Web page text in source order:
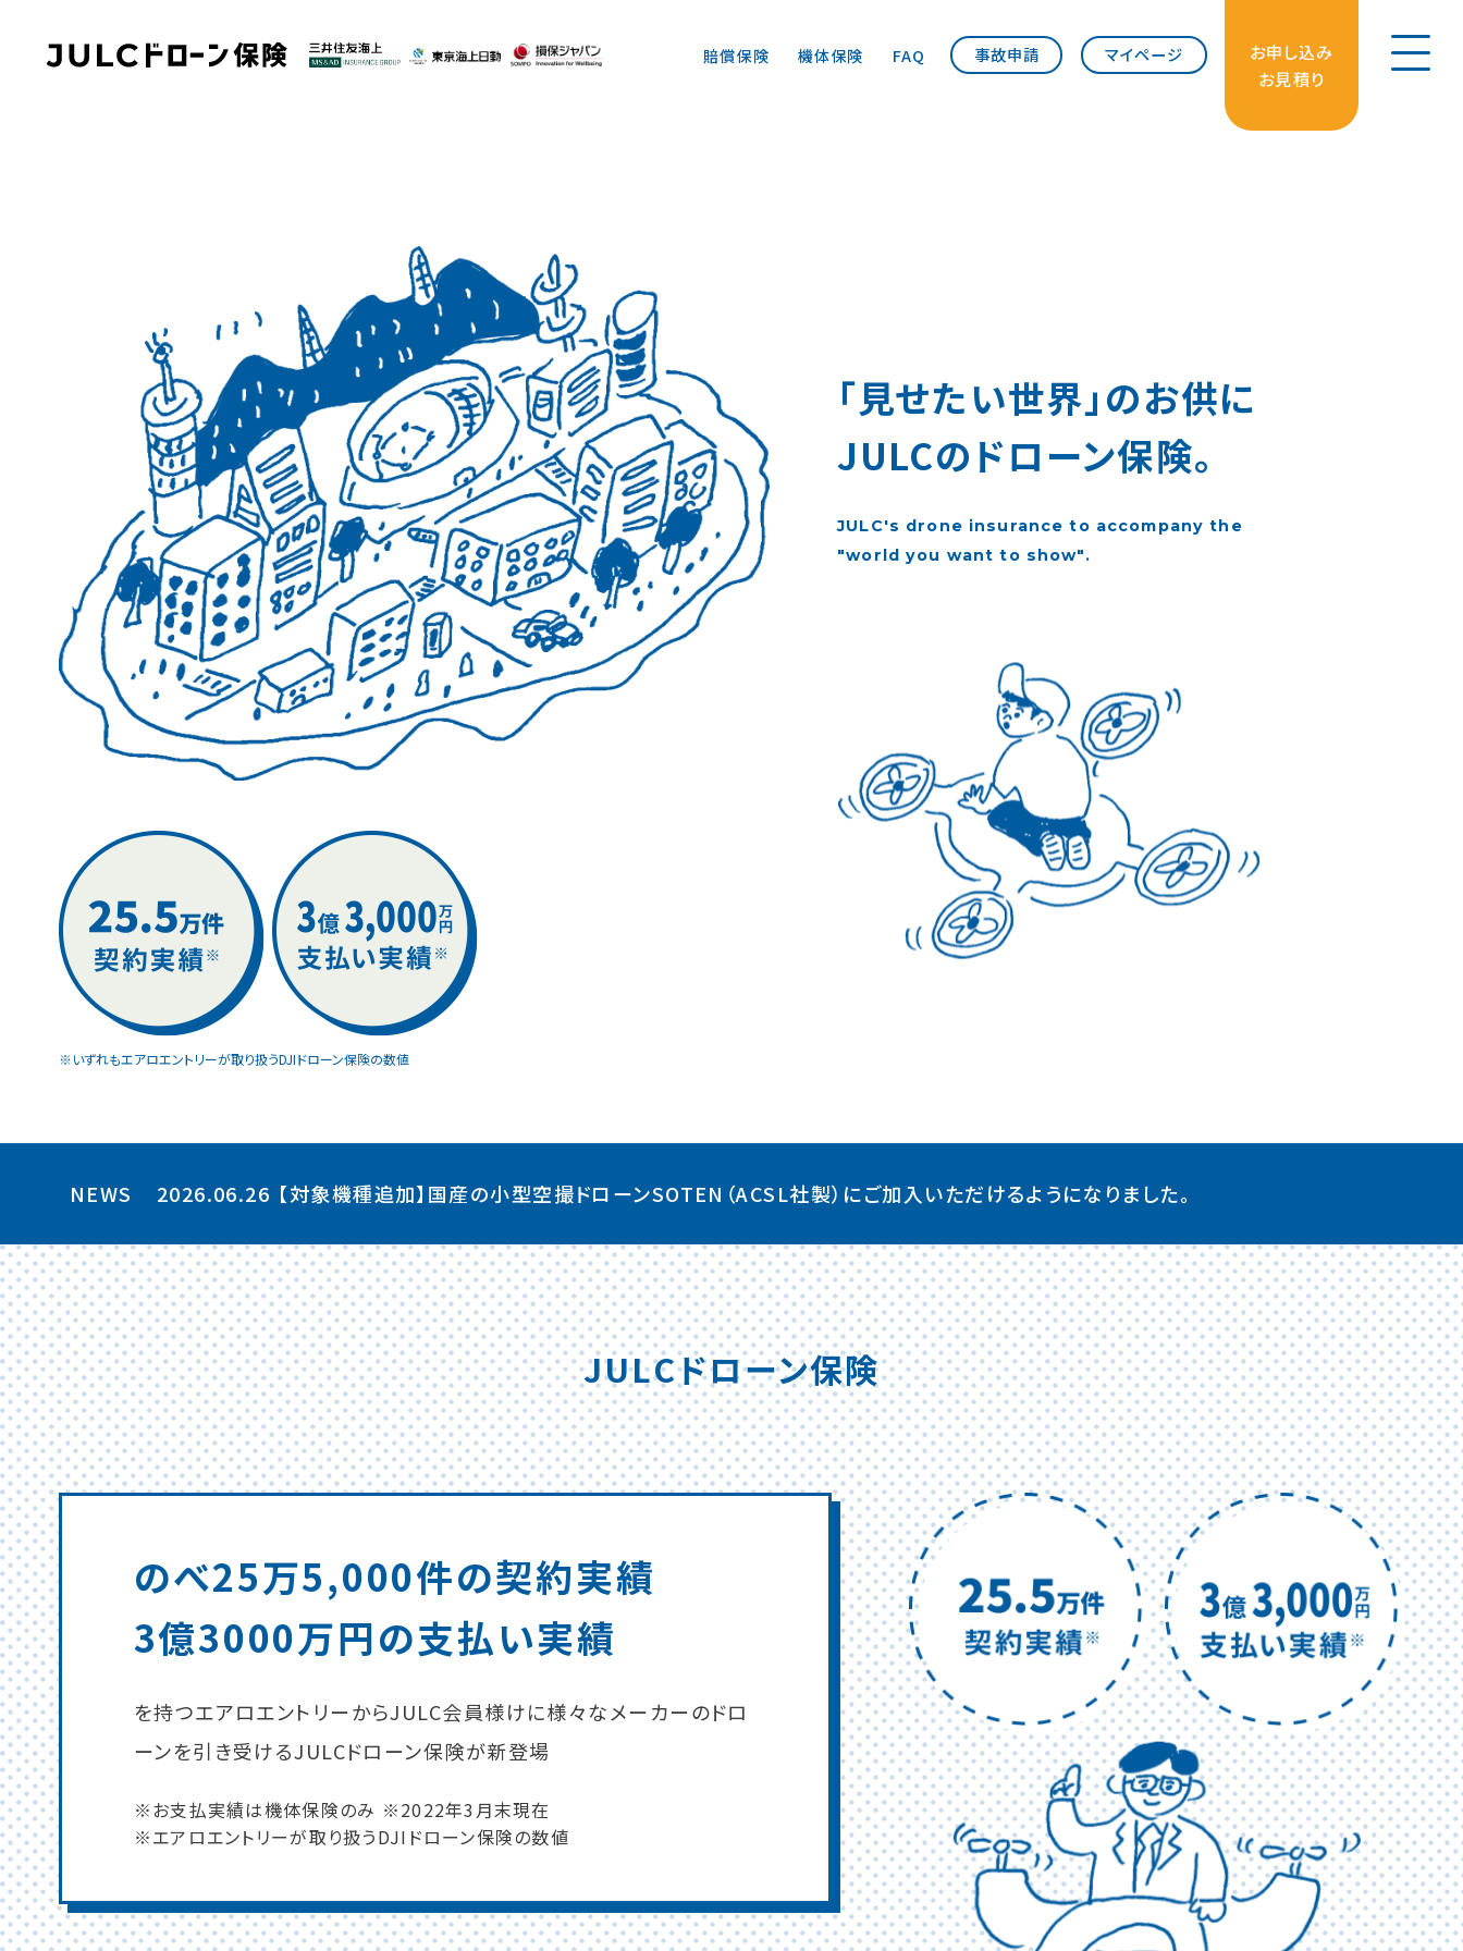
JULCドローン 機体保険 賠償保険 機体保険 FAQ 事故申請 マイページ
お申し込み
お見積り
※いずれもエアロエントリーが取り扱うDJIドローン保険の数値
「見せたい世界」のお供に
JULCのドローン保険。
JULC's drone insurance to accompany the
"world you want to show".
NEWS 2026.06.26 【対象機種追加】国産の小型空撮ドローンSOTEN（ACSL社製）にご加入いただけるようになりました。
JULCドローン保険
のべ25万5,000件の契約実績
3億3000万円の支払い実績
を持つエアロエントリーからJULC会員様けに様々なメーカーのドロ
ーンを引き受けるJULCドローン保険が新登場
※お支払実績は機体保険のみ ※2022年3月末現在
※エアロエントリーが取り扱うDJIドローン保険の数値